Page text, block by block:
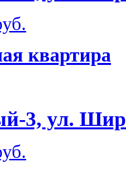
квартира
3, ул.